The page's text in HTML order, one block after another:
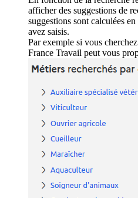
afficher des suggestions de
suggestions sont calculées
avez saisis.
Par exemple si vous
France Travail peut vous